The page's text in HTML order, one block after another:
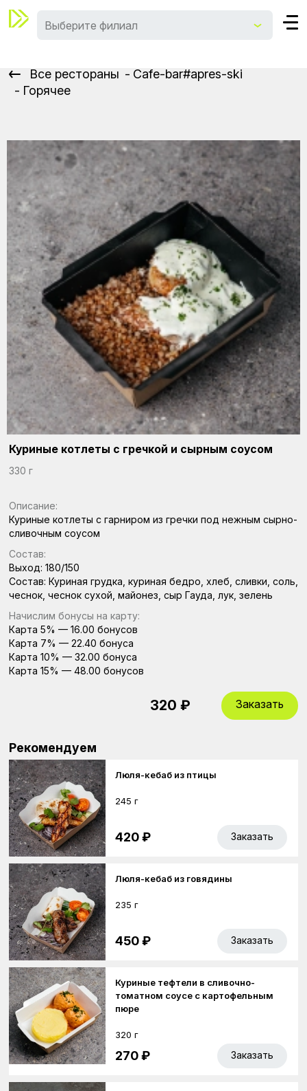
Выберите филиал
Все рестораны
Сafe-bar#apres-ski
Горячее
Куриные котлеты с гречкой и сырным соусом
330 г
320 ₽ Заказать
Описание:
Куриные котлеты с гарниром из гречки под нежным сырно-
сливочным соусом
Состав:
Выход: 180/150
Состав: Куриная грудка, куриная бедро, хлеб, сливки, соль,
чеснок, чеснок сухой, майонез, сыр Гауда, лук, зелень
Начислим бонусы на карту:
Карта 5% — 16.00 бонусов
Карта 7% — 22.40 бонуса
Карта 10% — 32.00 бонуса
Карта 15% — 48.00 бонусов
Рекомендуем
Люля-кебаб из птицы
245 г
420 ₽ Заказать
Люля-кебаб из говядины
235 г
450 ₽ Заказать
Куриные тефтели в сливочно-
томатном соусе с картофельным
пюре
320 г
270 ₽ Заказать